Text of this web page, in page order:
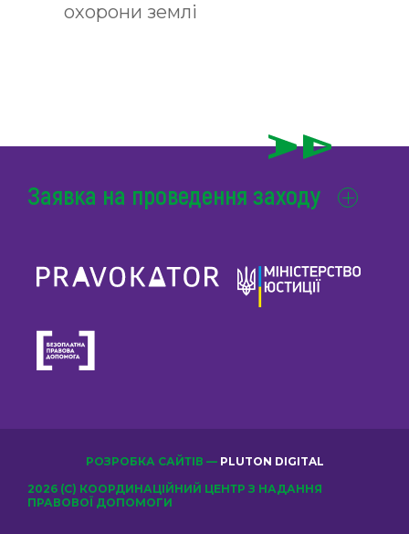
охорони землі
Заявка на проведення заходу
2026 (С) КООРДИНАЦІЙНИЙ ЦЕНТР З НАДАННЯ
ПРАВОВОЇ ДОПОМОГИ
РОЗРОБКА САЙТІВ — PLUTON DIGITAL